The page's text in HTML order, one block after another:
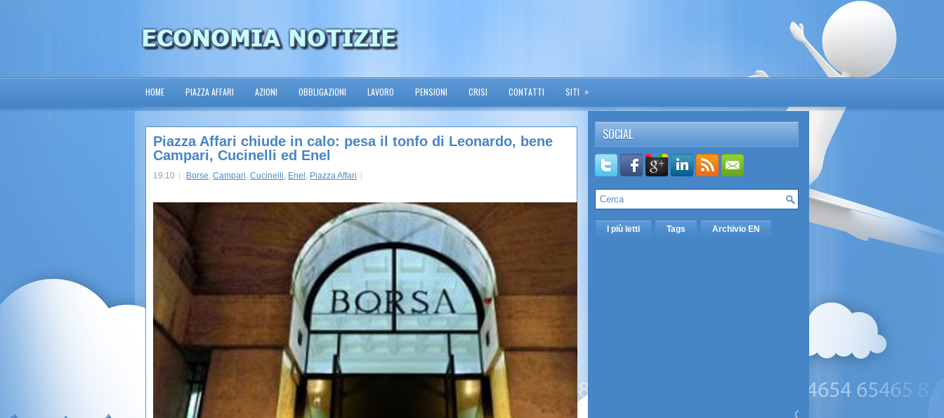
HOME PIAZZA AFFARI AZIONI OBBLIGAZIONI LAVORO PENSIONI CRISI CONTATTI SITI »
Piazza Affari chiude in calo: pesa il tonfo di Leonardo, bene
Campari, Cucinelli ed Enel
19:10 Borse, Campari, Cucinelli, Enel , Piazza Affari
SOCIAL
I più letti Tags Archivio EN